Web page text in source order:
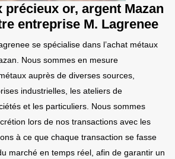
précieux or, argent Mazan
entreprise M. Lagrenee
se spécialise dans l’achat métaux
Nous sommes en mesure
auprès de diverses sources,
industrielles, les ateliers de
et les particuliers. Nous sommes
lors de nos transactions avec les
à ce que chaque transaction se fasse
marché en temps réel, afin de garantir un